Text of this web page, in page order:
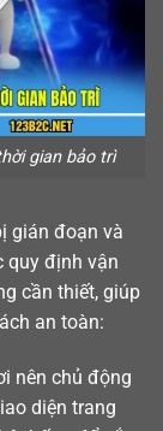
gian bảo trì
gián đoạn và
quy định vận
cần thiết, giúp
an toàn:
nên chủ động
diện trang